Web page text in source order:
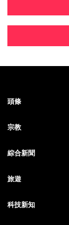
頭條
宗教
綜合新聞
旅遊
科技新知